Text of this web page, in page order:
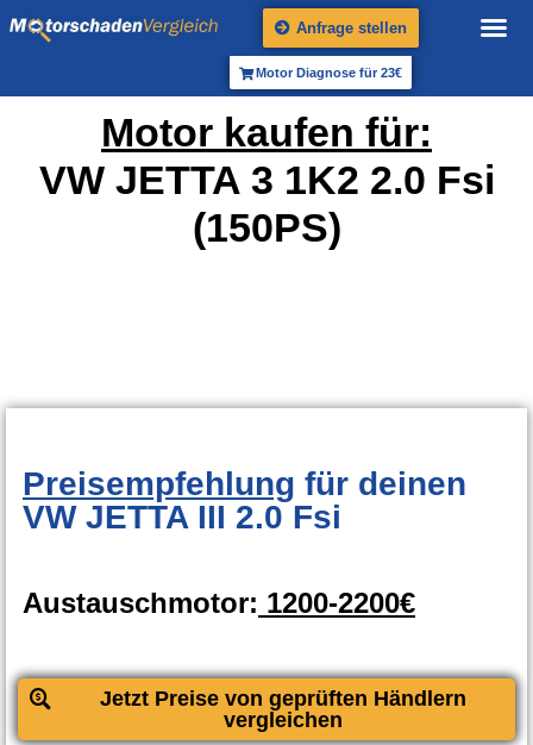
Anfrage stellen
Motor Diagnose für 23€
Motor kaufen für:
VW JETTA 3 1K2 2.0 Fsi
(150PS)
Preisempfehlung für deinen
VW JETTA III 2.0 Fsi
Austauschmotor: 1200-2200€
Jetzt Preise von geprüften Händlern
vergleichen